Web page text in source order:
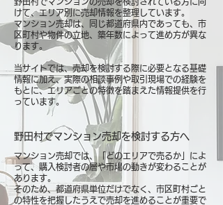
けて、エリア別に売却情報を整理しています。
マンション売却は、同じ都道府県内であっても、市
区町村や物件の立地、築年数によって進め方が異な
ります。
当サイトでは、売却を検討する際に必要となる基礎
情報に加え、実際の相談事例や取引現場での経験を
もとに、エリアごとの特徴を踏まえた情報提供を行
っています。
野田村でマンション売却を検討する方へ
マンション売却では、「どのエリアで売るか」によ
って、購入検討者の層や市場の動きが変わることが
あります。
そのため、都道府県単位だけでなく、市区町村ごと
の特性を把握したうえで売却を進めることが重要で